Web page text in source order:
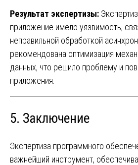
Результат экспертизы:
приложение имело уязвимость,
неправильной обработкой
рекомендована оптимизация
данных, что решило проблему и
приложения.
5. Заключение
Экспертиза программного
важнейший инструмент,